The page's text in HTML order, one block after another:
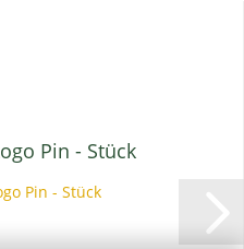
Pin - Stück